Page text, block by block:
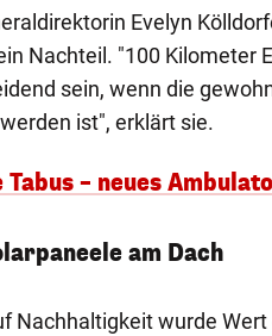
Evelyn
Nachteil. "100 Kilometer
sein, wenn die
ist", erklärt sie.
Tabus – neues
am Dach
Nachhaltigkeit wurde